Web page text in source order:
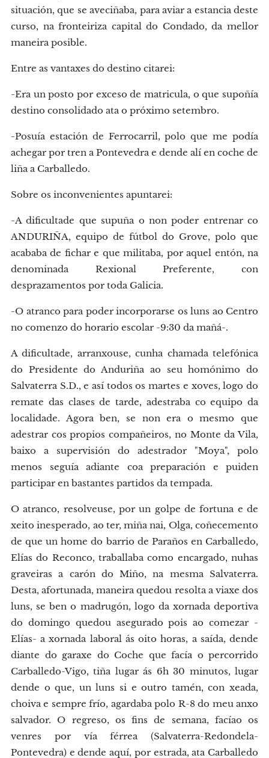
situación, que se aveciñaba, para aviar a estancia deste
curso, na fronteiriza capital do Condado, da mellor
maneira posible.
Entre as vantaxes do destino citarei:
-Era un posto por exceso de matricula, o que supoñía
destino consolidado ata o próximo setembro.
-Posuía estación de Ferrocarril, polo que me podía
achegar por tren a Pontevedra e dende alí en coche de
liña a Carballedo.
Sobre os inconvenientes apuntarei:
-A dificultade que supuña o non poder entrenar co
ANDURIÑA, equipo de fútbol do Grove, polo que
acababa de fichar e que militaba, por aquel entón, na
denominada Rexional Preferente, con
desprazamentos por toda Galicia.
-O atranco para poder incorporarse os luns ao Centro
no comenzo do horario escolar -9:30 da mañá-.
A dificultade, arranxouse, cunha chamada telefónica
do Presidente do Anduriña ao seu homónimo do
Salvaterra S.D., e así todos os martes e xoves, logo do
remate das clases de tarde, adestraba co equipo da
localidade. Agora ben, se non era o mesmo que
adestrar cos propios compañeiros, no Monte da Vila,
baixo a supervisión do adestrador "Moya", polo
menos seguía adiante coa preparación e puiden
participar en bastantes partidos da tempada.
O atranco, resolveuse, por un golpe de fortuna e de
xeito inesperado, ao ter, miña nai, Olga, coñecemento
de que un home do barrio de Paraños en Carballedo,
Elías do Reconco, traballaba como encargado, nuhas
graveiras a carón do Miño, na mesma Salvaterra.
Desta, afortunada, maneira quedou resolta a viaxe dos
luns, se ben o madrugón, logo da xornada deportiva
do domingo quedou asegurado pois ao comezar -
Elías- a xornada laboral ás oito horas, a saída, dende
diante do garaxe do Coche que facía o percorrido
Carballedo-Vigo, tiña lugar ás 6h 30 minutos, lugar
dende o que, un luns si e outro tamén, con xeada,
choiva e sempre frío, agardaba polo R-8 do meu anxo
salvador. O regreso, os fins de semana, facíao os
venres por vía férrea (Salvaterra-Redondela-
Pontevedra) e dende aquí, por estrada, ata Carballedo